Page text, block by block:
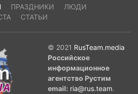
ПРАЗДНИКИ
ЛЮДИ
СТАТЬИ
© 2021 RusTeam.media
Российское
информационное
агентство Рустим
email: ria@rus.team.